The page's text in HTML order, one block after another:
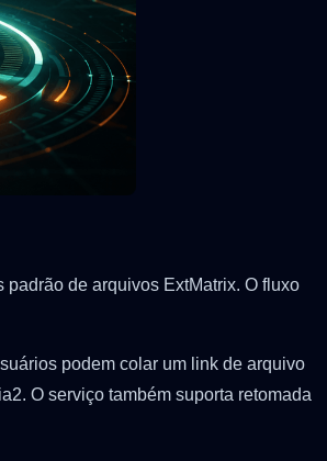
de arquivos ExtMatrix. O fluxo
podem colar um link de arquivo
O serviço também suporta retomada